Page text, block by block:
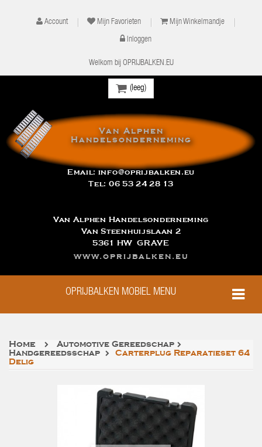
Account Mijn Favorieten Mijn Winkelmandje
Inloggen
Welkom bij OPRIJBALKEN.EU
(leeg)
Van Alphen
Handelsonderneming
Email: info@oprijbalken.eu
Tel: 06 53 24 28 13
Van Alphen Handelsonderneming
Van Steenhuijslaan 2
5361 HW GRAVE
www.oprijbalken.eu
OPRIJBALKEN MOBIEL MENU
Home
Automotive Gereedschap
Handgereedsschap
Carterplug Reparatieset 64
Delig